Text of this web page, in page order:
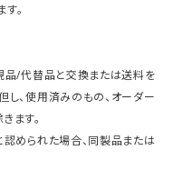
。
品/代替品と交換または送料を
、使用済みのもの、オーダー
ます。
められた場合、同製品または